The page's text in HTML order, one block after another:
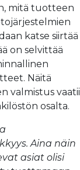
mitä tuotteen
katse siirtää
on selvittää
Näitä
valmistus vaatii
osalta.
Aina näin
asiat olisi